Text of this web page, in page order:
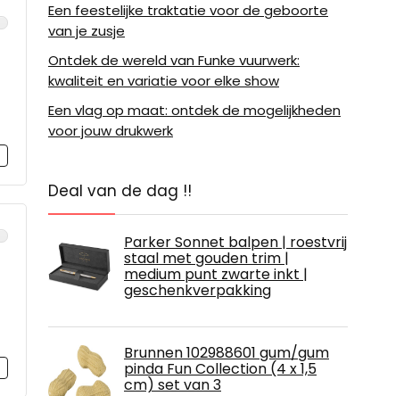
Een feestelijke traktatie voor de geboorte
van je zusje
Ontdek de wereld van Funke vuurwerk:
kwaliteit en variatie voor elke show
Een vlag op maat: ontdek de mogelijkheden
voor jouw drukwerk
Deal van de dag !!
Parker Sonnet balpen | roestvrij
staal met gouden trim |
medium punt zwarte inkt |
geschenkverpakking
Brunnen 102988601 gum/gum
pinda Fun Collection (4 x 1,5
cm) set van 3